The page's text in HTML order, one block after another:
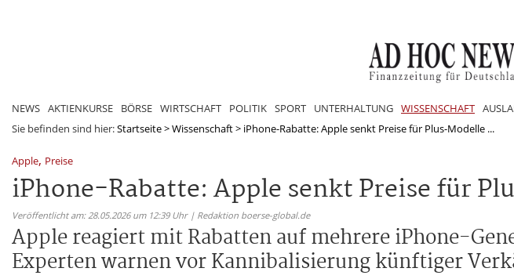
NEWS AKTIENKURSE BÖRSE WIRTSCHAFT POLITIK SPORT UNTERHALTUNG WISSENSCHAFT
Sie befinden sind hier:Startseite>Wissenschaft> iPhone-Rabatte: Apple senkt Preise für Plus-Modelle ...
Apple, Preise
iPhone-Rabatte: Apple senkt Preise für
Veröffentlicht am: 28.05.2026 um 12:39 Uhr | Redaktion boerse-global.de
Apple reagiert mit Rabatten auf mehrere iPhone-
Experten warnen vor Kannibalisierung künftiger